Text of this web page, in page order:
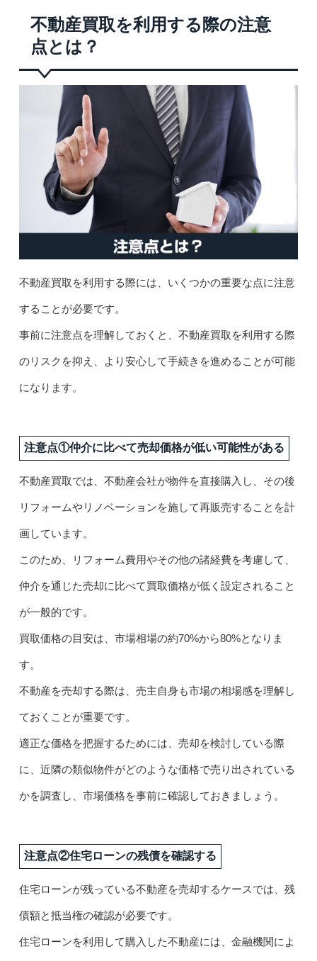
不動産買取を利用する際の注意
点とは？
不動産買取を利用する際には、いくつかの重要な点に注意
することが必要です。
事前に注意点を理解しておくと、不動産買取を利用する際
のリスクを抑え、より安心して手続きを進めることが可能
になります。
注意点①仲介に比べて売却価格が低い可能性がある
不動産買取では、不動産会社が物件を直接購入し、その後
リフォームやリノベーションを施して再販売することを計
画しています。
このため、リフォーム費用やその他の諸経費を考慮して、
仲介を通じた売却に比べて買取価格が低く設定されること
が一般的です。
買取価格の目安は、市場相場の約70%から80%となりま
す。
不動産を売却する際は、売主自身も市場の相場感を理解し
ておくことが重要です。
適正な価格を把握するためには、売却を検討している際
に、近隣の類似物件がどのような価格で売り出されている
かを調査し、市場価格を事前に確認しておきましょう。
注意点②住宅ローンの残債を確認する
住宅ローンが残っている不動産を売却するケースでは、残
債額と抵当権の確認が必要です。
住宅ローンを利用して購入した不動産には、金融機関によ